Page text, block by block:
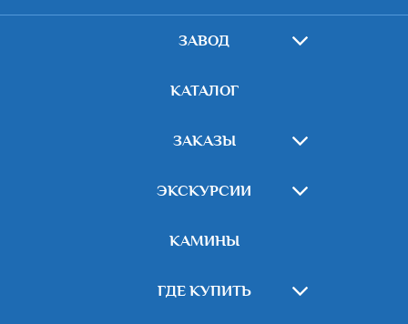
ЗАВОД
КАТАЛОГ
ЗАКАЗЫ
ЭКСКУРСИИ
КАМИНЫ
ГДЕ КУПИТЬ